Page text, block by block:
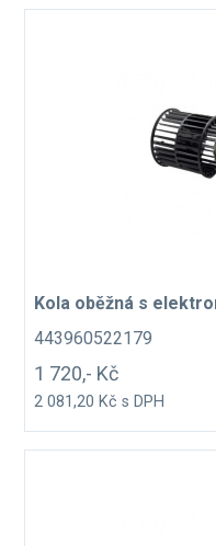
Kola oběžná s
443960522179
1 720,- Kč
2 081,20 Kč s DPH